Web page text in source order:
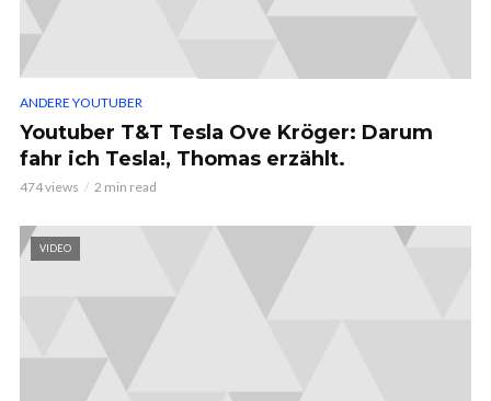
ANDERE YOUTUBER
Youtuber T&T Tesla Ove Kröger: Darum
fahr ich Tesla!, Thomas erzählt.
474 views 2 min read
VIDEO